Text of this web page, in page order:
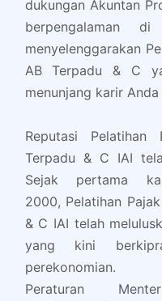
dukungan Akuntan
berpengalaman
menyelenggarakan
AB Terpadu & C
menunjang karir
Reputasi
Terpadu & C IAI
Sejak pertama
2000, Pelatihan
& C IAI telah
yang kini
perekonomian.
Peraturan